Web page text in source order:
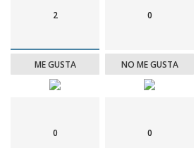
2
ME GUSTA
0
NO ME GUSTA
0 0